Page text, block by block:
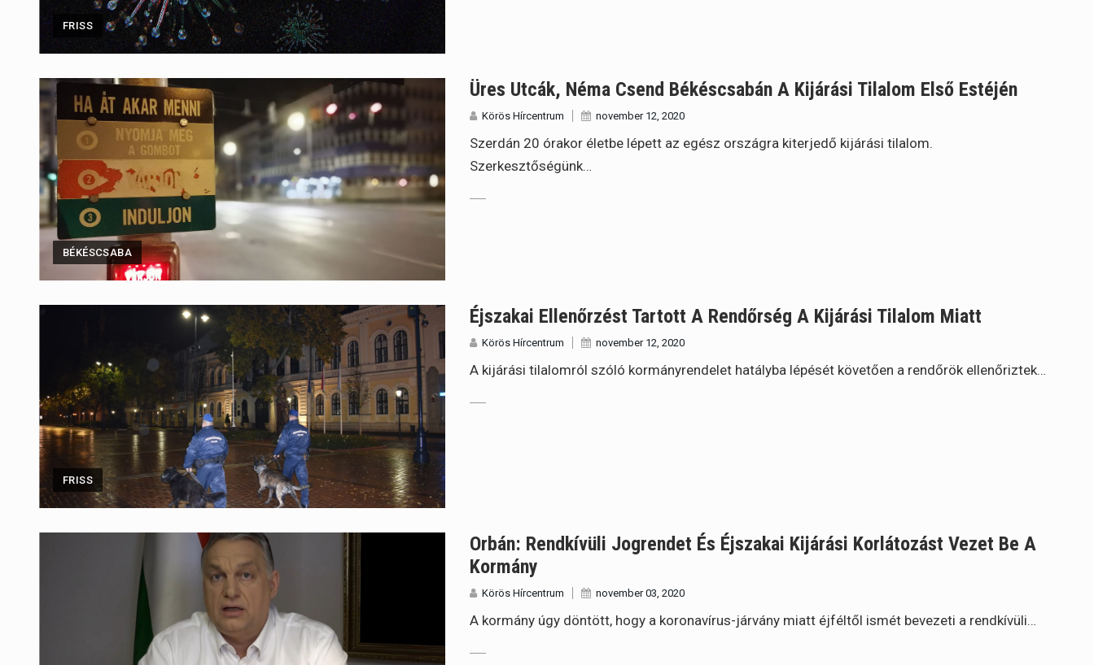
FRISS
BÉKÉSCSABA
Üres Utcák, Néma Csend Békéscsabán A Kijárási Tilalom Első Estéjén
Körös Hírcentrum november 12, 2020
Szerdán 20 órakor életbe lépett az egész országra kiterjedő kijárási tilalom.
Szerkesztőségünk…
FRISS
Éjszakai Ellenőrzést Tartott A Rendőrség A Kijárási Tilalom Miatt
Körös Hírcentrum november 12, 2020
A kijárási tilalomról szóló kormányrendelet hatályba lépését követően a rendőrök ellenőriztek…
Orbán: Rendkívüli Jogrendet És Éjszakai Kijárási Korlátozást Vezet Be A
Kormány
Körös Hírcentrum november 03, 2020
A kormány úgy döntött, hogy a koronavírus-járvány miatt éjféltől ismét bevezeti a rendkívüli…